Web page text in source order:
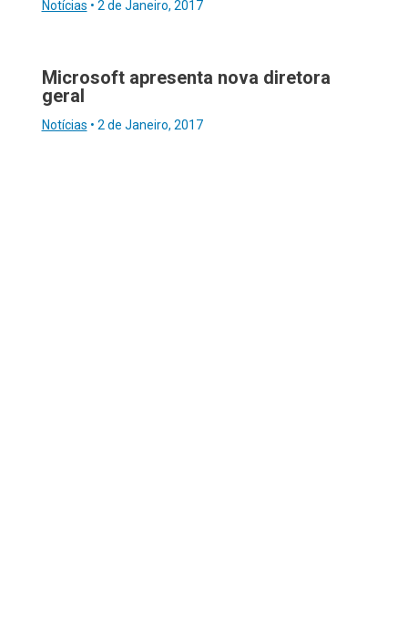
Notícias • 2 de Janeiro, 2017
Microsoft apresenta nova diretora
geral
Notícias • 2 de Janeiro, 2017